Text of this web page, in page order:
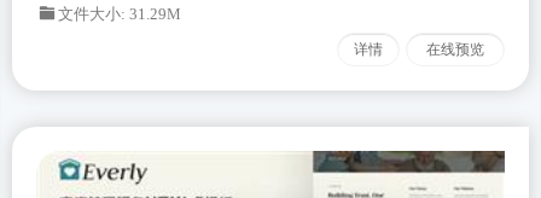
文件大小: 31.29M
详情 在线预览